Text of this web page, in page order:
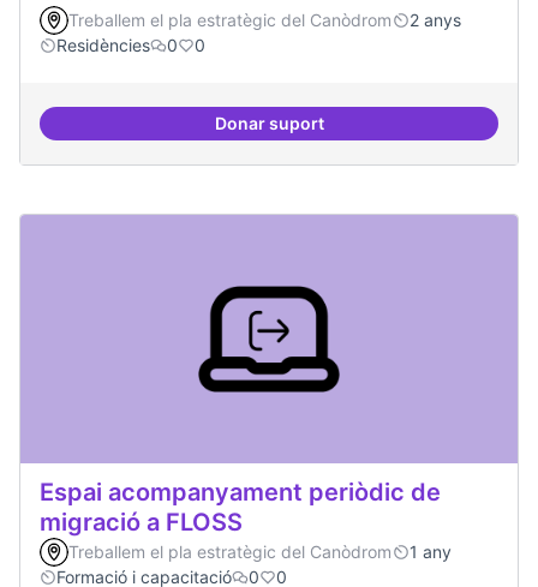
Treballem el pla estratègic del Canòdrom
2 anys
Residències
0 0
Donar suportEsdeveniment/Presentació per
Espai acompanyament periòdic de
migració a FLOSS
Treballem el pla estratègic del Canòdrom
1 any
Formació i capacitació
0 0